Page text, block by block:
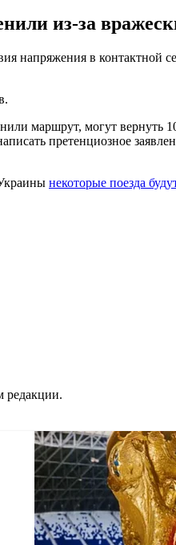
из-за
напряжения в контактной
маршрут, могут вернуть
претенциозное
некоторые поезда
редакции.